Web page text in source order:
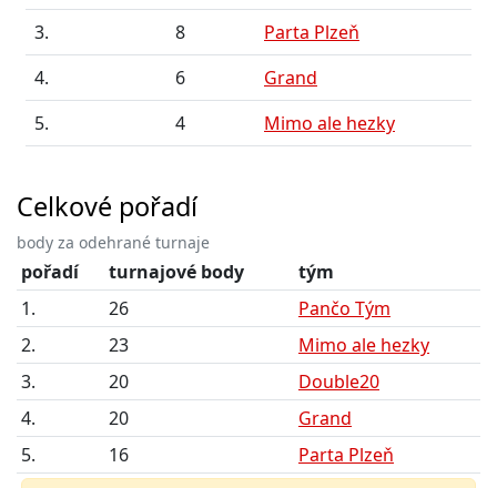
3.
8
Parta Plzeň
4.
6
Grand
5.
4 Mimo ale hezky
Celkové pořadí
body za odehrané turnaje
pořadí turnajové body
tým
1.
26
Pančo Tým
2.
23
Mimo ale hezky
3.
20
Double20
4.
20
Grand
5.
16
Parta Plzeň